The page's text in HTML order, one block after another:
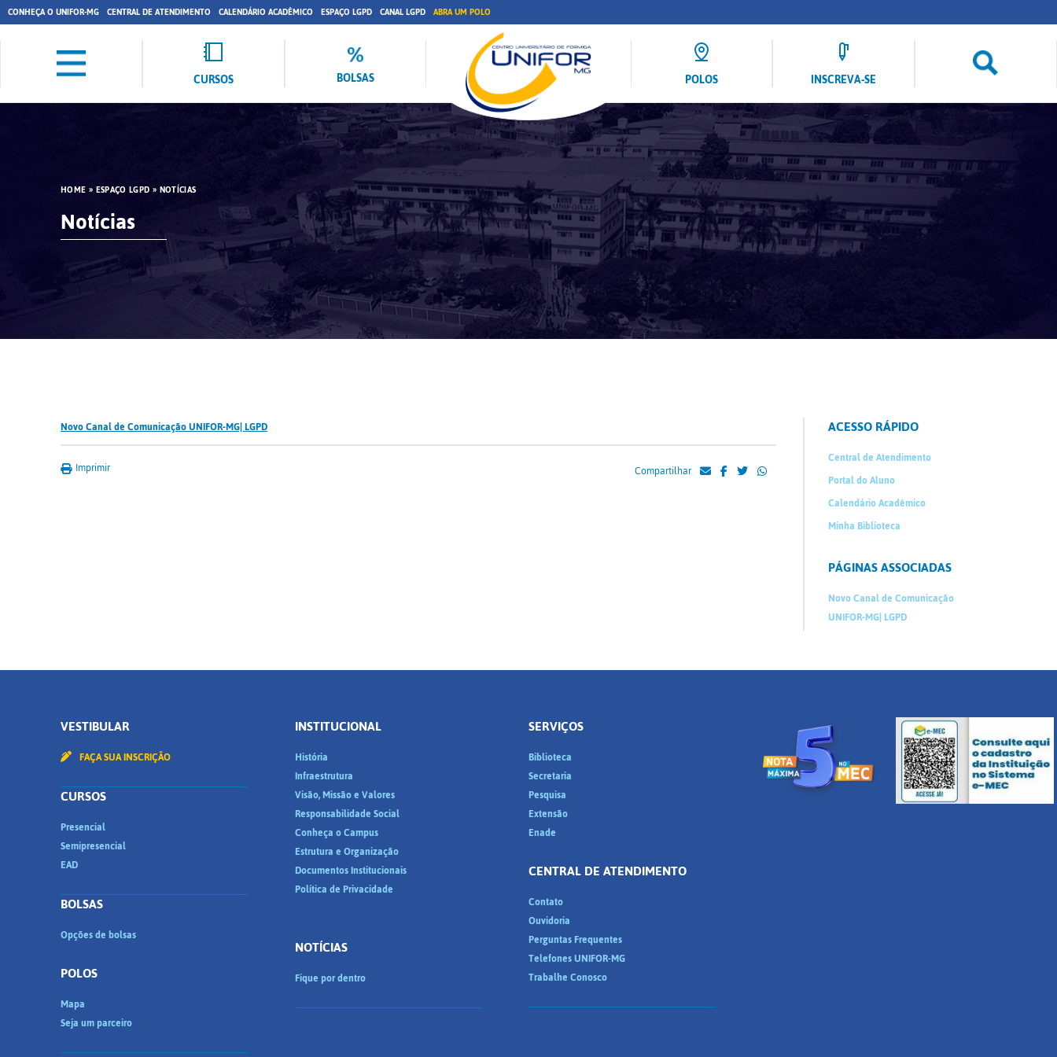
CONHEÇA O UNIFOR-MG CENTRAL DE ATENDIMENTO CALENDÁRIO ACADÊMICO ESPAÇO LGPD CANAL LGPD ABRA UM POLO
CURSOS BOLSAS POLOS INSCREVA-SE
HOME»ESPAÇO LGPD»NOTÍCIAS
Notícias
Novo Canal de Comunicação UNIFOR-MG| LGPD
Imprimir Compartilhar
ACESSO RÁPIDO
Central de Atendimento
Portal do Aluno
Calendário Acadêmico
Minha Biblioteca
PÁGINAS ASSOCIADAS
Novo Canal de Comunicação
UNIFOR-MG| LGPD
VESTIBULAR
FAÇA SUA INSCRIÇÃO
CURSOS
Presencial
Semipresencial
EAD
BOLSAS
Opções de bolsas
POLOS
Mapa
Seja um parceiro
INSTITUCIONAL
História
Infraestrutura
Visão, Missão e Valores
Responsabilidade Social
Conheça o Campus
Estrutura e Organização
Documentos Institucionais
Política de Privacidade
NOTÍCIAS
Fique por dentro
SERVIÇOS
Biblioteca
Secretaria
Pesquisa
Extensão
Enade
CENTRAL DE ATENDIMENTO
Contato
Ouvidoria
Perguntas Frequentes
Telefones UNIFOR-MG
Trabalhe Conosco